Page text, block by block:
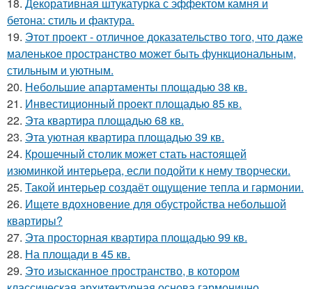
бетона: стиль и фактура.
19. Этот проект - отличное доказательство того, что даже
маленькое пространство может быть функциональным,
стильным и уютным.
20. Небольшие апартаменты площадью 38 кв.
21. Инвестиционный проект площадью 85 кв.
22. Эта квартира площадью 68 кв.
23. Эта уютная квартира площадью 39 кв.
24. Крошечный столик может стать настоящей
изюминкой интерьера, если подойти к нему творчески.
25. Такой интерьер создаёт ощущение тепла и гармонии.
26. Ищете вдохновение для обустройства небольшой
квартиры?
27. Эта просторная квартира площадью 99 кв.
28. На площади в 45 кв.
29. Это изысканное пространство, в котором